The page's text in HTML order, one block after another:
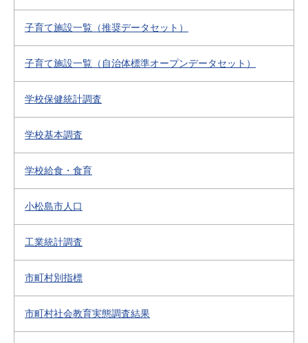
子育て施設一覧（推奨データセット）
子育て施設一覧（自治体標準オープンデータセット）
学校保健統計調査
学校基本調査
学校給食・食育
小松島市人口
工業統計調査
市町村別指標
市町村社会教育実態調査結果